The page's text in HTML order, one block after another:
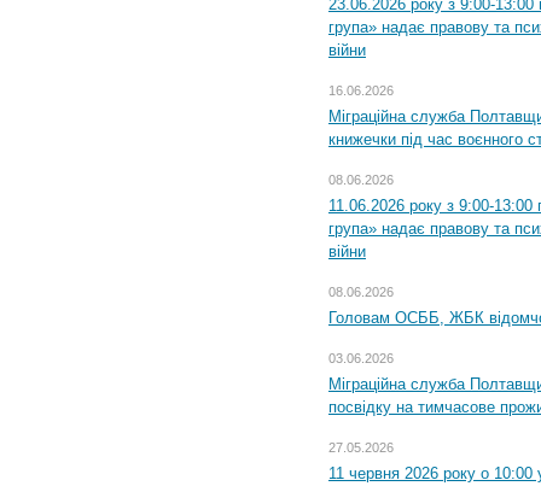
23.06.2026 року з 9:00-13:00
група» надає правову та
війни
16.06.2026
Міграційна служба
книжечки під час воєнного
08.06.2026
11.06.2026 року з 9:00-13:00
група» надає правову та
війни
08.06.2026
Головам ОСББ, ЖБК
03.06.2026
Міграційна служба
посвідку на тимчасове
27.05.2026
11 червня 2026 року о 10:00